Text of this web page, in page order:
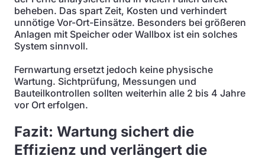
beheben. Das spart Zeit, Kosten und verhindert
unnötige Vor-Ort-Einsätze. Besonders bei größeren
Anlagen mit Speicher oder Wallbox ist ein solches
System sinnvoll.
Fernwartung ersetzt jedoch keine physische
Wartung. Sichtprüfung, Messungen und
Bauteilkontrollen sollten weiterhin alle 2 bis 4 Jahre
vor Ort erfolgen.
Fazit: Wartung sichert die
Effizienz und verlängert die